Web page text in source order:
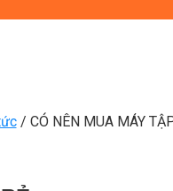
/ CÓ NÊN MUA MÁY